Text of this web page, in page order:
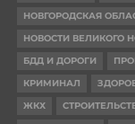
НОВГОРОДСКАЯ
НОВОСТИ ВЕЛИКОГО
БДД И ДОРОГИ
КРИМИНАЛ
ЖКХ